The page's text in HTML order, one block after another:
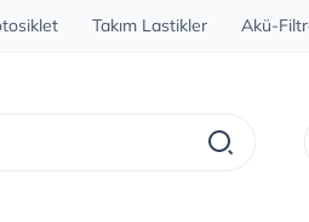
Takım Lastikler Akü-